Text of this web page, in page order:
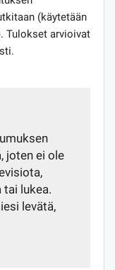
(käytetään
Tulokset arvioivat
joten ei ole
lukea.
levätä,